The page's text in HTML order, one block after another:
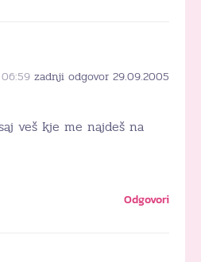
zadnji odgovor 29.09.2005
veš kje me najdeš na
Odgovori